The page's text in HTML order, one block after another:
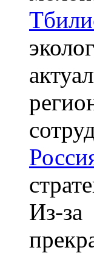
Из-